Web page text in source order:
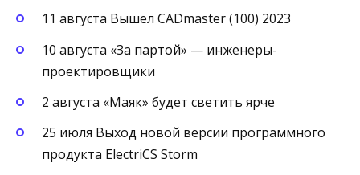
11 августа Вышел CADmaster (100) 2023
10 августа «За партой» — инженеры-
проектировщики
2 августа «Маяк» будет светить ярче
25 июля Выход новой версии программного
продукта ElectriCS Storm